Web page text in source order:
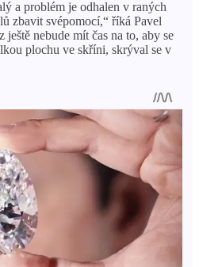
a problém je odhalen v raných
zbavit svépomocí,“ říká Pavel
nebude mít čas na to, aby se
plochu ve skříni, skrýval se v